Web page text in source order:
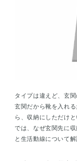
タイプは違えど、玄
玄関だから靴を入れ
ら、収納にしただけ
では、なぜ玄関先に
と生活動線について解